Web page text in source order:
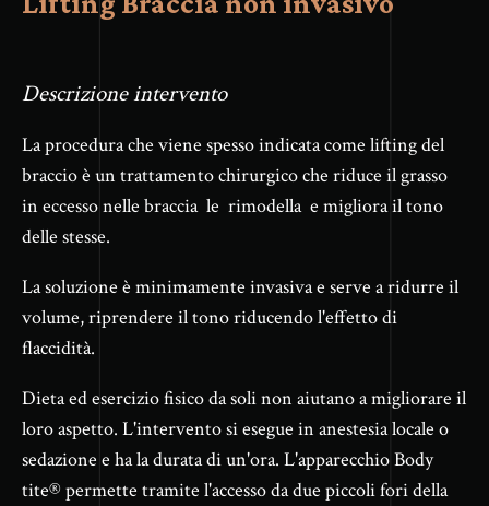
Descrizione intervento
La procedura che viene spesso indicata come lifting del
braccio è un trattamento chirurgico che riduce il grasso
in eccesso nelle braccia le rimodella e migliora il tono
delle stesse.
La soluzione è minimamente invasiva e serve a ridurre il
volume, riprendere il tono riducendo l'effetto di
flaccidità.
Dieta ed esercizio fisico da soli non aiutano a migliorare il
loro aspetto. L'intervento si esegue in anestesia locale o
sedazione e ha la durata di un'ora. L'apparecchio Body
tite® permette tramite l'accesso da due piccoli fori della